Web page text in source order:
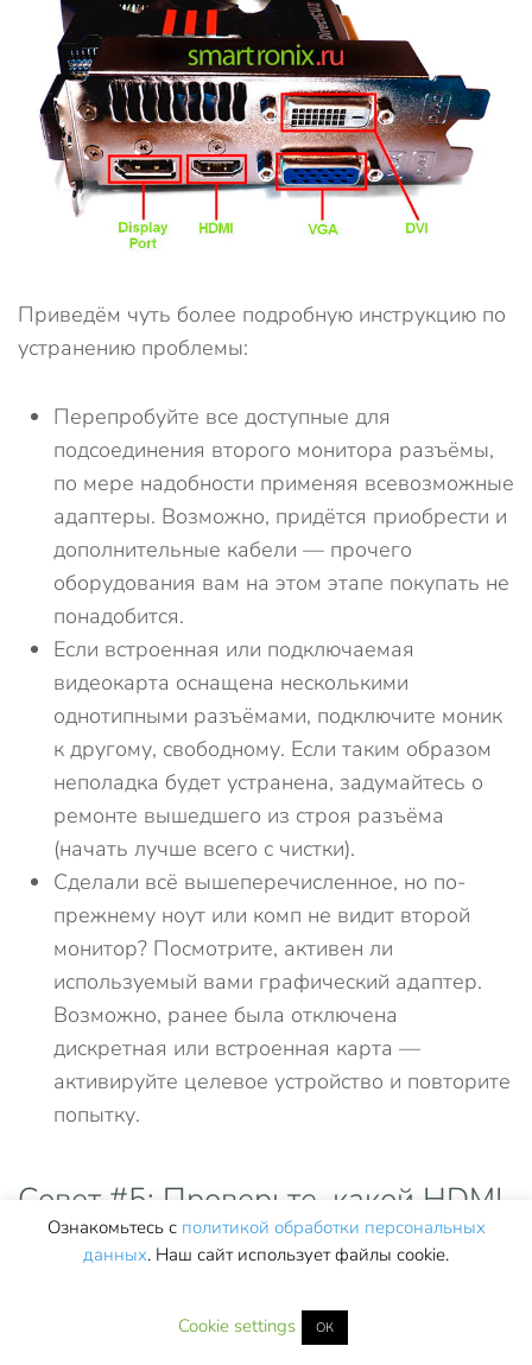
Приведём чуть более подробную инструкцию по
устранению проблемы:
Перепробуйте все доступные для
подсоединения второго монитора разъёмы,
по мере надобности применяя всевозможные
адаптеры. Возможно, придётся приобрести и
дополнительные кабели — прочего
оборудования вам на этом этапе покупать не
понадобится.
Если встроенная или подключаемая
видеокарта оснащена несколькими
однотипными разъёмами, подключите моник
к другому, свободному. Если таким образом
неполадка будет устранена, задумайтесь о
ремонте вышедшего из строя разъёма
(начать лучше всего с чистки).
Сделали всё вышеперечисленное, но по-
прежнему ноут или комп не видит второй
монитор? Посмотрите, активен ли
используемый вами графический адаптер.
Возможно, ранее была отключена
дискретная или встроенная карта —
активируйте целевое устройство и повторите
попытку.
Совет #5: Проверьте, какой HDMI
порт выбран для работы с
Ознакомьтесь с политикой обработки персональных
данных. Наш сайт использует файлы cookie.
Cookie settings ОК